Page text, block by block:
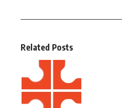
Related Posts